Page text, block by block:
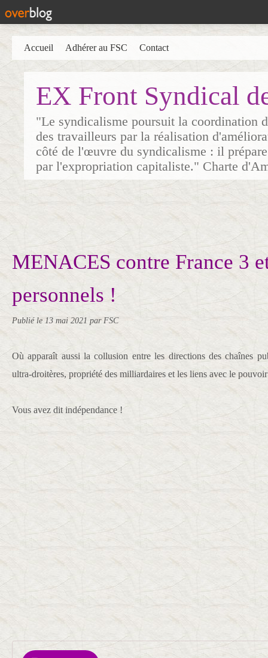
EX Front Syndical
"Le syndicalisme poursuit la coordination
des travailleurs par la réalisation
côté de l'œuvre du syndicalisme : il
par l'expropriation capitaliste." Charte
Accueil Adhérer au FSC Contact
MENACES contre France 3
personnels !
Publié le 13 mai 2021 par FSC
Où apparaît aussi la collusion entre les directions des chaînes
ultra-droitères, propriété des milliardaires et les liens avec le
Vous avez dit indépendance !